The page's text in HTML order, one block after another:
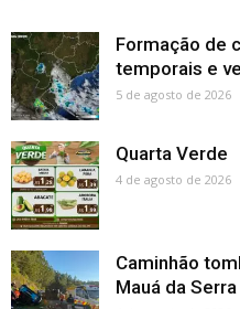
Formação de
temporais e
5 de agosto de 2026
Quarta Verde
4 de agosto de 2026
Caminhão
Mauá da Serra